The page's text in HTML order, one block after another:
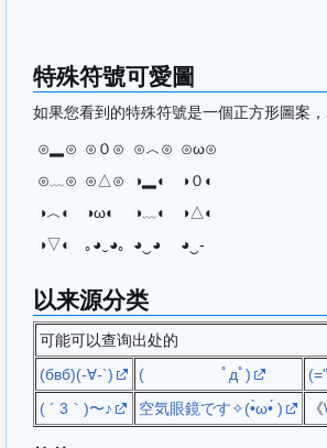
特殊符號可愛圖
如果您看到的特殊符號是一個正方形圖案
⊙▂⊙ ⊙０⊙ ⊙︿⊙ ⊙ω⊙
⊙﹏⊙ ⊙△⊙ ◑▂◐
◑０◐
◑︿◐
◑ω◐ ◑﹏◐
◑△◐
◑▽◐
｡◕‿◕｡ ◕‿◕ ◕‿-
以来源分类
可能可以查询出处的
(бвб)(-∀-`)
( ﾟдﾟ)
( ´ 3｀)〜♪
空気眼鏡です✧(•̀ω•́ ) 《